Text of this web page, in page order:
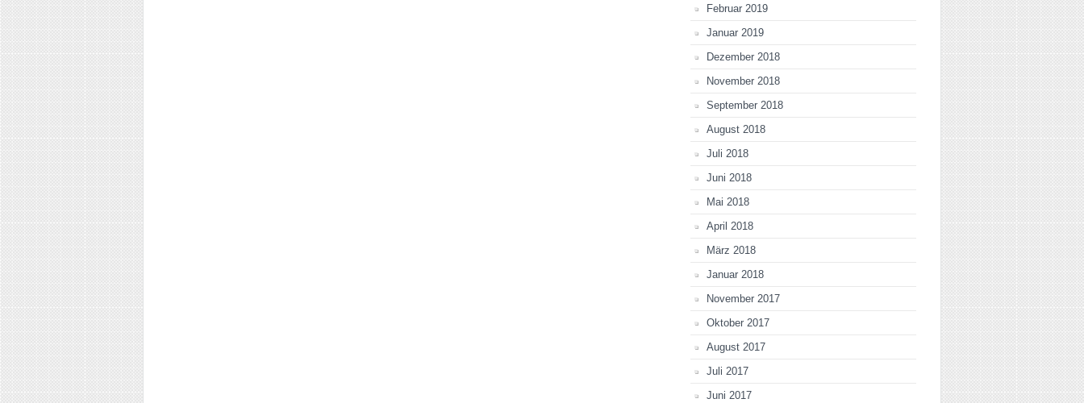
Februar 2019
Januar 2019
Dezember 2018
November 2018
September 2018
August 2018
Juli 2018
Juni 2018
Mai 2018
April 2018
März 2018
Januar 2018
November 2017
Oktober 2017
August 2017
Juli 2017
Juni 2017